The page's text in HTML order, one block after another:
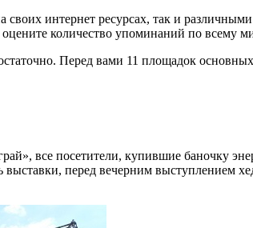
интернет ресурсах, так и
количество упоминаний по всему
Перед вами 11 площадок
все посетители, купившие баночку
перед вечерним выступлением